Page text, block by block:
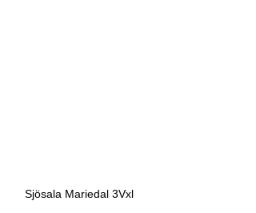
Sjösala Mariedal 3Vxl